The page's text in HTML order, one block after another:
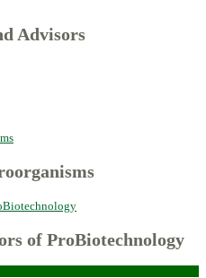
Advisors
of ProBiotechnology